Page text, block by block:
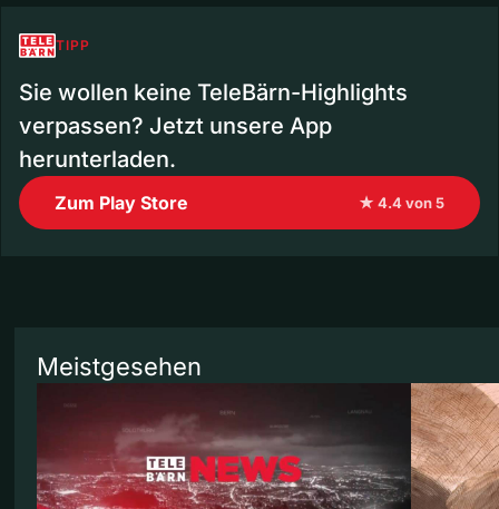
TIPP
Sie wollen keine TeleBärn-Highlights
verpassen? Jetzt unsere App
herunterladen.
Zum Play Store ★ 4.4 von 5
Meistgesehen